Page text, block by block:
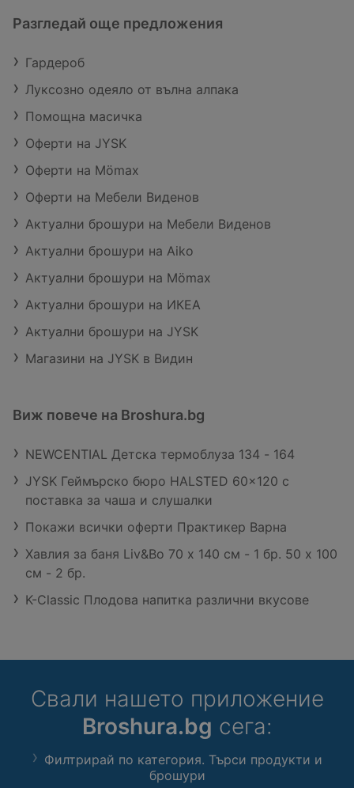
Разгледай още предложения
Гардероб
Луксозно одеяло от вълна алпака
Помощна масичка
Оферти на JYSK
Оферти на Mömax
Оферти на Мебели Виденов
Актуални брошури на Мебели Виденов
Актуални брошури на Aiko
Актуални брошури на Mömax
Актуални брошури на ИКЕА
Актуални брошури на JYSK
Магазини на JYSK в Видин
Виж повече на Broshura.bg
NEWCENTIAL Детска термоблуза 134 - 164
JYSK Геймърско бюро HALSTED 60x120 с
поставка за чаша и слушалки
Покажи всички оферти Практикер Варна
Хавлия за баня Liv&Bo 70 x 140 см - 1 бр. 50 x 100
см - 2 бр.
K-Classic Плодова напитка различни вкусове
Свали нашето приложение
Broshura.bg сега:
Филтрирай по категория. Търси продукти и
брошури